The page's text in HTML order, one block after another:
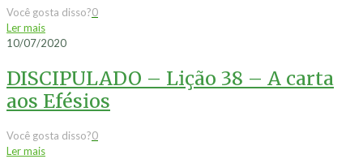
Você gosta disso?0
Ler mais
10/07/2020
DISCIPULADO – Lição 38 – A carta
aos Efésios
Você gosta disso?0
Ler mais